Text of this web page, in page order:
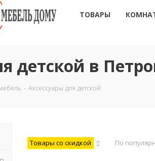
ТОВАРЫ
детской в
- Аксессуары для детской
Товары со скидкой По